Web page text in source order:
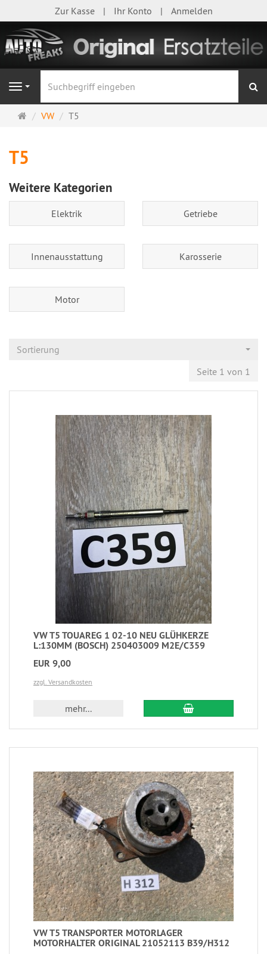
Zur Kasse Ihr Konto Anmelden
Navigation
Startseite
VW T5
T5
Weitere Kategorien
Elektrik Getriebe
Innenausstattung Karosserie
Motor
Sortierung
Seite 1 von 1
VW T5 TOUAREG 1 02-10 NEU GLÜHKERZE
L:130MM (BOSCH) 250403009 M2E/C359
EUR 9,00
zzgl. Versandkosten
mehr...
VW T5 TRANSPORTER MOTORLAGER
MOTORHALTER ORIGINAL 21052113 B39/H312